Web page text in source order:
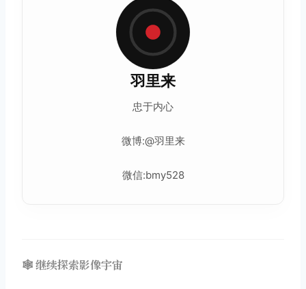
羽里来
忠于内心
微博:@羽里来
微信:bmy528
🕸️ 继续探索影像宇宙